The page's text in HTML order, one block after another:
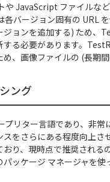
や JavaScript ファイルな
各バージョン固有の URL
ジョンを追加する) ため、
する必要があります。
、画像ファイルの (長期
ング
プリター言語であり、非
スをさらにある程度向上
おり、現時点で推奨される
ッケージ マネージャを使